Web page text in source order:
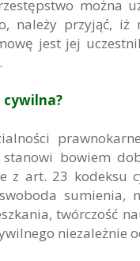
można
należy przyjąć,
jest jej
cywilna?
stanowi bowiem
z art. 23 kodeksu
twórczość
niezależnie